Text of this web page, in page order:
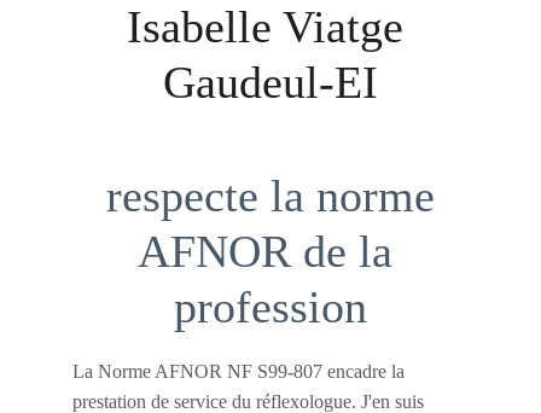
Isabelle Viatge
Gaudeul-EI
AFNOR de la
profession
La Norme AFNOR NF S99-807 encadre la
prestation de service du réflexologue. J'en suis